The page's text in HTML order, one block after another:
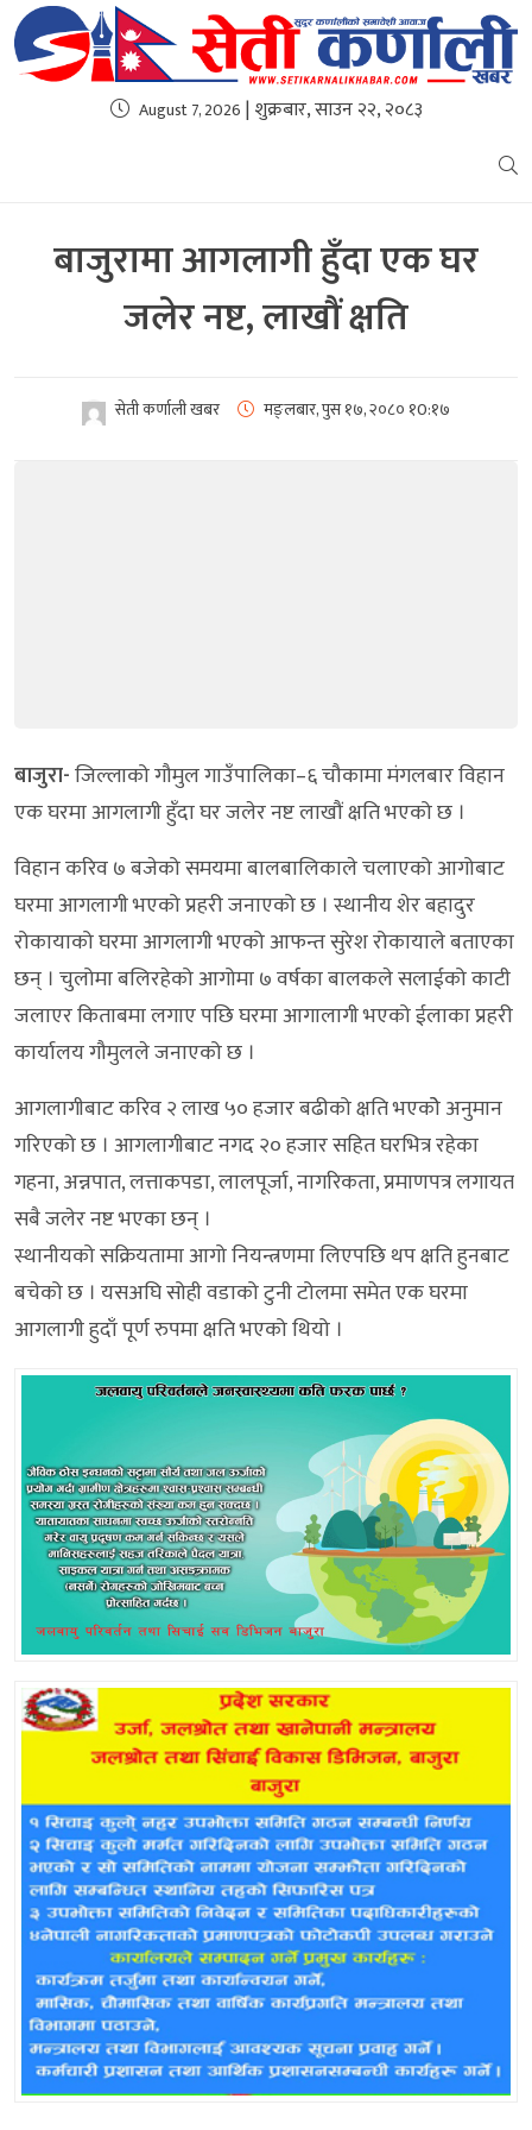
August 7, 2026 | शुक्रबार, साउन २२, २०८३
बाजुरामा आगलागी हुँदा एक घर
जलेर नष्ट, लाखौं क्षति
सेती कर्णाली खबर मङ्लबार, पुस १७, २०८० १0:१७
बाजुरा-जिल्लाको गौमुल गाउँपालिका–६ चौकामा मंगलबार विहान
एक घरमा आगलागी हुँदा घर जलेर नष्ट लाखौं क्षति भएको छ ।
विहान करिव ७ बजेको समयमा बालबालिकाले चलाएको आगोबाट
घरमा आगलागी भएको प्रहरी जनाएको छ । स्थानीय शेर बहादुर
रोकायाको घरमा आगलागी भएको आफन्त सुरेश रोकायाले बताएका
छन् । चुलोमा बलिरहेको आगोमा ७ वर्षका बालकले सलाईको काटी
जलाएर किताबमा लगाए पछि घरमा आगालागी भएको ईलाका प्रहरी
कार्यालय गौमुलले जनाएको छ ।
आगलागीबाट करिव २ लाख ५० हजार बढीको क्षति भएकोे अनुमान
गरिएको छ । आगलागीबाट नगद २० हजार सहित घरभित्र रहेका
गहना, अन्नपात, लत्ताकपडा, लालपूर्जा, नागरिकता, प्रमाणपत्र लगायत
सबै जलेर नष्ट भएका छन् ।
स्थानीयको सक्रियतामा आगो नियन्त्रणमा लिएपछि थप क्षति हुनबाट
बचेको छ । यसअघि सोही वडाको टुनी टोलमा समेत एक घरमा
आगलागी हुदाँ पूर्ण रुपमा क्षति भएको थियो ।